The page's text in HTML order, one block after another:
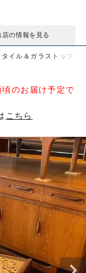
店の情報を見る
タイル＆ガラストップ
のお届け予定で
こちら